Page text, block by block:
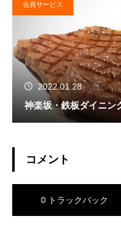
会員サービス
2022.01.28
神楽坂・鉄板ダイニン
コメント
0 トラックバック